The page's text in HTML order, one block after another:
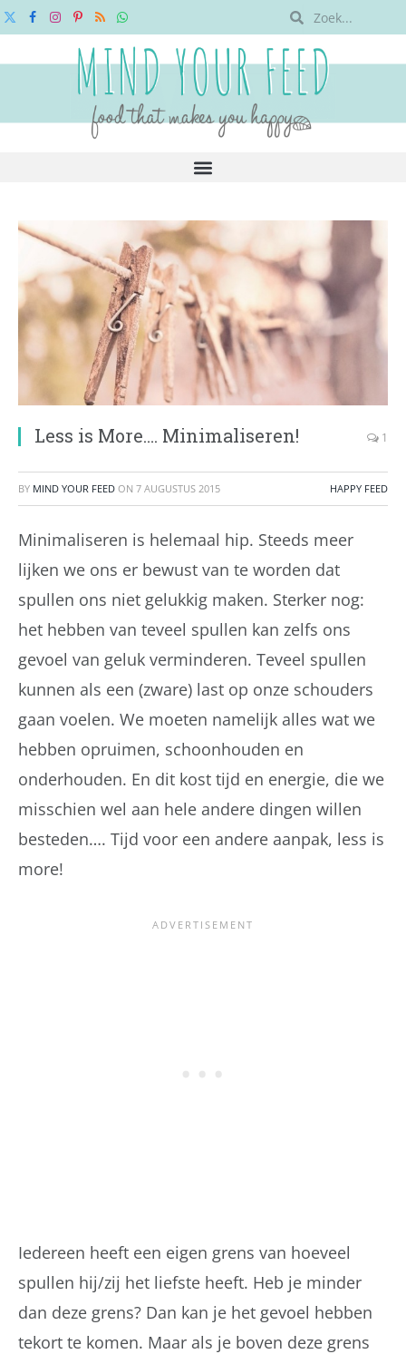
X
FacebookInstagram
Pinterest
RSSWhatsApp
Less is More…. Minimaliseren! 1
BY MIND YOUR FEED ON 7 AUGUSTUS 2015 HAPPY FEED
Minimaliseren is helemaal hip. Steeds meer
lijken we ons er bewust van te worden dat
spullen ons niet gelukkig maken. Sterker nog:
het hebben van teveel spullen kan zelfs ons
gevoel van geluk verminderen. Teveel spullen
kunnen als een (zware) last op onze schouders
gaan voelen. We moeten namelijk alles wat we
hebben opruimen, schoonhouden en
onderhouden. En dit kost tijd en energie, die we
misschien wel aan hele andere dingen willen
besteden…. Tijd voor een andere aanpak, less is
more!
Iedereen heeft een eigen grens van hoeveel
spullen hij/zij het liefste heeft. Heb je minder
dan deze grens? Dan kan je het gevoel hebben
tekort te komen. Maar als je boven deze grens